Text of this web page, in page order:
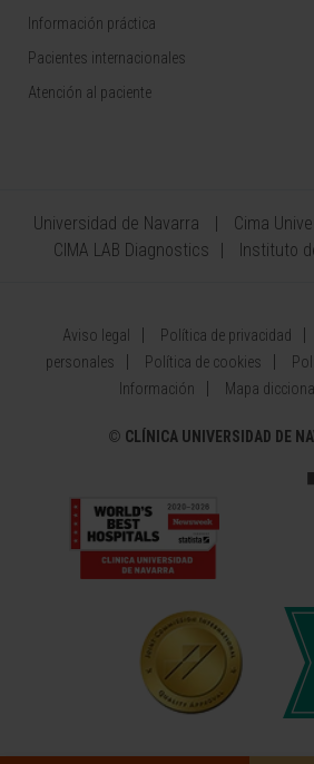
Información práctica
Pacientes internacionales
Atención al paciente
Universidad de Navarra
Cima
CIMA LAB Diagnostics
Instituto
Aviso legal Política de privacidad
personales
Política de cookies
Información
Mapa
© CLÍNICA UNIVERSIDAD DE